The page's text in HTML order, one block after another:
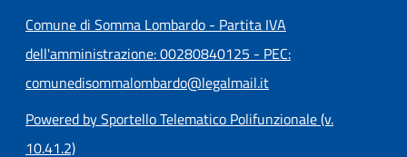
Comune di Somma Lombardo - Partita IVA
dell'amministrazione: 00280840125 - PEC:
comunedisommalombardo@legalmail.it
Powered by Sportello Telematico Polifunzionale (v.
10.41.2)